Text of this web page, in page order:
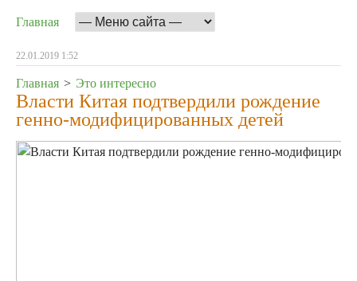
Главная
22.01.2019 1:52
Главная > Это интересно
Власти Китая подтвердили рождение
генно-модифицированных детей